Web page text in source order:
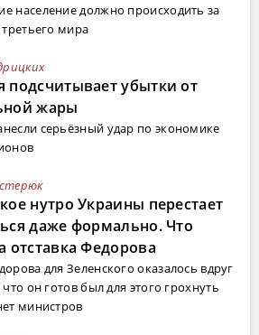
население должно происходить за
третьего мира
подсчитывает убытки от
жары
серьёзный удар по экономике
нутро Украины перестает
даже формально. Что
отставка Федорова
для Зеленского оказалось вдруг
он готов был для этого грохнуть
министров